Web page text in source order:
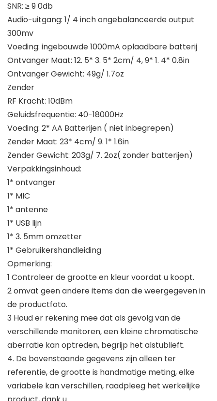
SNR: ≥ 9 0db
Audio-uitgang: 1/ 4 inch ongebalanceerde output
300mv
Voeding: ingebouwde 1000mA oplaadbare batterij
Ontvanger Maat: 12. 5* 3. 5* 2cm/ 4, 9* 1. 4* 0.8in
Ontvanger Gewicht: 49g/ 1.7oz
Zender
RF Kracht: 10dBm
Geluidsfrequentie: 40-18000Hz
Voeding: 2* AA Batterijen ( niet inbegrepen)
Zender Maat: 23* 4cm/ 9. 1* 1.6in
Zender Gewicht: 203g/ 7. 2oz( zonder batterijen)
Verpakkingsinhoud:
1* ontvanger
1* MIC
1* antenne
1* USB lijn
1* 3. 5mm omzetter
1* Gebruikershandleiding
Opmerking:
1 Controleer de grootte en kleur voordat u koopt.
2 omvat geen andere items dan die weergegeven in
de productfoto.
3 Houd er rekening mee dat als gevolg van de
verschillende monitoren, een kleine chromatische
aberratie kan optreden, begrijp het alstublieft.
4. De bovenstaande gegevens zijn alleen ter
referentie, de grootte is handmatige meting, elke
variabele kan verschillen, raadpleeg het werkelijke